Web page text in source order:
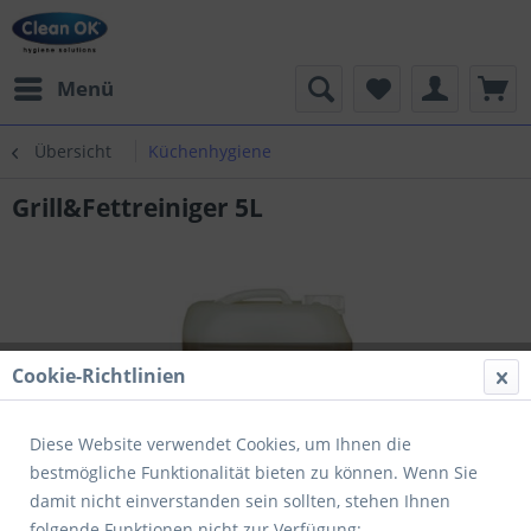
Menü
Übersicht Küchenhygiene
Grill&Fettreiniger 5L
Cookie-Richtlinien
Diese Website verwendet Cookies, um Ihnen die
bestmögliche Funktionalität bieten zu können. Wenn Sie
damit nicht einverstanden sein sollten, stehen Ihnen